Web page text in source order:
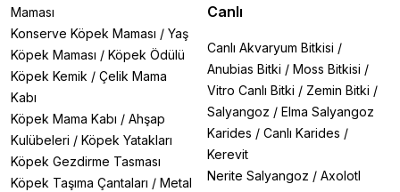
Maması
Konserve Köpek Maması / Yaş
Köpek Maması / Köpek Ödülü
Köpek Kemik / Çelik Mama
Kabı
Köpek Mama Kabı / Ahşap
Kulübeleri / Köpek Yatakları
Köpek Gezdirme Tasması
Köpek Taşıma Çantaları / Metal
Canlı
Canlı Akvaryum Bitkisi /
Anubias Bitki / Moss Bitkisi /
Vitro Canlı Bitki / Zemin Bitki /
Salyangoz / Elma Salyangoz
Karides / Canlı Karides /
Kerevit
Nerite Salyangoz / Axolotl